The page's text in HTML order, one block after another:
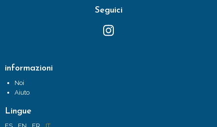
Seguici
informazioni
Noi
Aiuto
Lingue